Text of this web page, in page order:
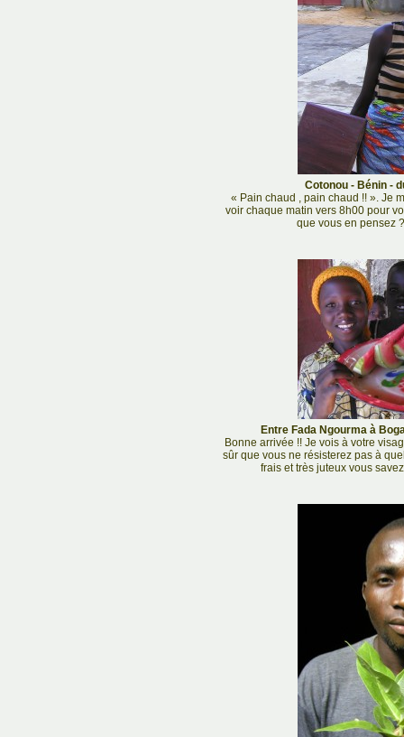
Cotonou - Bénin -
« Pain chaud , pain chaud !! ». Je
voir chaque matin vers 8h00 pour
que vous en pensez
Entre Fada Ngourma à
Bonne arrivée !! Je vois à votre
sûr que vous ne résisterez pas à
frais et très juteux vous